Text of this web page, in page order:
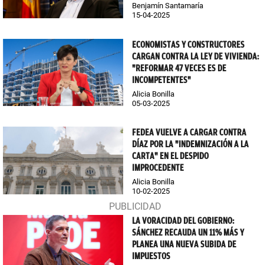
Benjamín Santamaría
15-04-2025
ECONOMISTAS Y CONSTRUCTORES
CARGAN CONTRA LA LEY DE VIVIENDA:
"REFORMAR 47 VECES ES DE
INCOMPETENTES"
Alicia Bonilla
05-03-2025
FEDEA VUELVE A CARGAR CONTRA
DÍAZ POR LA "INDEMNIZACIÓN A LA
CARTA" EN EL DESPIDO
IMPROCEDENTE
Alicia Bonilla
10-02-2025
LA VORACIDAD DEL GOBIERNO:
SÁNCHEZ RECAUDA UN 11% MÁS Y
PLANEA UNA NUEVA SUBIDA DE
IMPUESTOS